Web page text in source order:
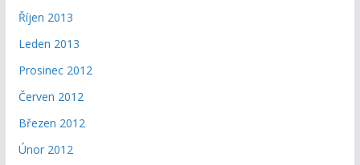
Říjen 2013
Leden 2013
Prosinec 2012
Červen 2012
Březen 2012
Únor 2012